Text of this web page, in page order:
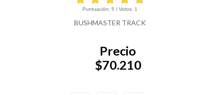
Puntuación: 5 / Votos: 1
BUSHMASTER TRACK
Precio
$70.210